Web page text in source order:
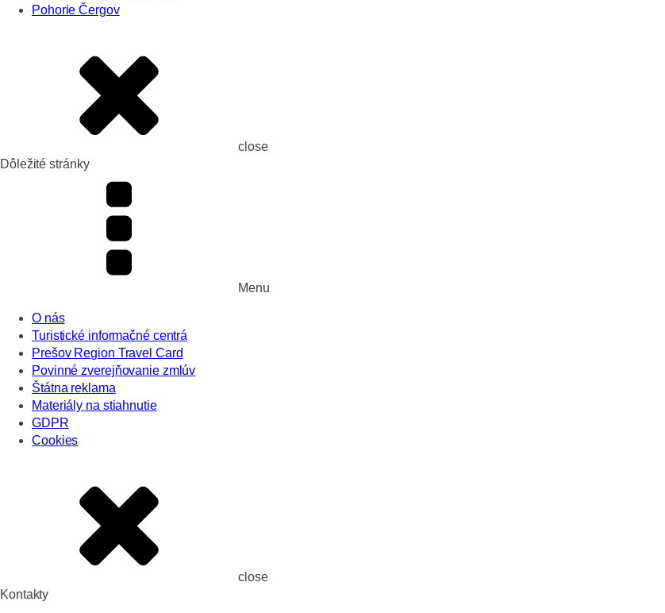
Pohorie Čergov
close
Dôležité stránky
Menu
O nás
Turistické informačné centrá
Prešov Region Travel Card
Povinné zverejňovanie zmlúv
Štátna reklama
Materiály na stiahnutie
GDPR
Cookies
close
Kontakty